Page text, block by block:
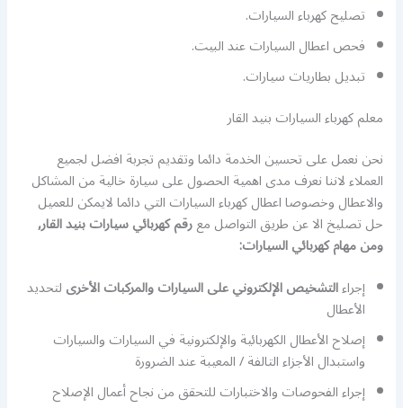
تصليح كهرباء السيارات.
فحص اعطال السيارات عند البيت.
تبديل بطاريات سيارات.
معلم كهرباء السيارات بنيد القار
نحن نعمل على تحسين الخدمة دائما وتقديم تجربة افضل لجميع
العملاء لاننا نعرف مدى اهمية الحصول على سيارة خالية من المشاكل
والاعطال وخصوصا اعطال كهرباء السيارات التي دائما لايمكن للعميل
حل تصليخ الا عن طريق التواصل معرقم كهربائي سيارات بنيد القار,
ومن مهام كهربائي السيارات:
إجراءالتشخيص الإلكتروني على السيارات والمركبات الأخرىلتحديد
الأعطال
إصلاح الأعطال الكهربائية والإلكترونية في السيارات والسيارات
واستبدال الأجزاء التالفة / المعيبة عند الضرورة
إجراء الفحوصات والاختبارات للتحقق من نجاح أعمال الإصلاح